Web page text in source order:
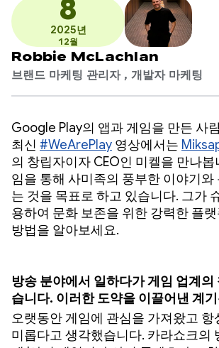
8
2025년
12월
Robbie McLachlan
브랜드 마케팅 관리자 , 개발자 마케팅
Google Play의 앱과 게임을 만든 사
최신 #WeArePlay 영상에서는
의 창립자이자 CEO인 미켈을 만나봅
임을 통해 사미족의 풍부한 이야기와
는 것을 목표로 하고 있습니다. 그가
용하여 문화 보존을 위한 강력한 플
방법을 알아보세요.
방송 분야에서 일하다가 게임 업계의
습니다. 이러한 도약을 이끌어낸 계
오랫동안 게임에 관심을 가져왔고 항
미롭다고 생각했습니다. 카라쇼크의